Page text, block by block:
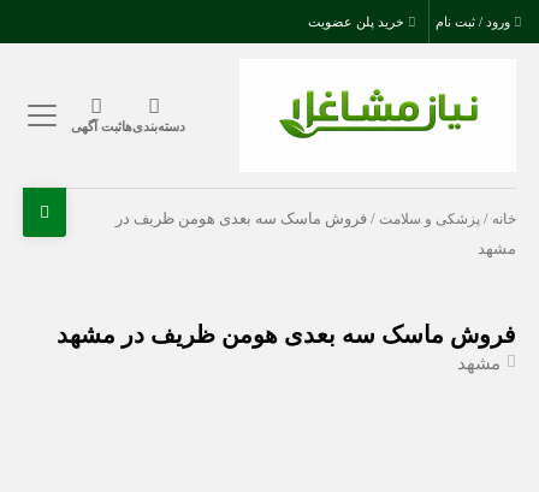
ورود / ثبت نام خرید پلن عضویت
دسته‌بندی‌هاثبت آگهی
خانه /پزشکی و سلامت / فروش ماسک سه بعدی هومن ظریف در
مشهد
فروش ماسک سه بعدی هومن ظریف در مشهد
مشهد